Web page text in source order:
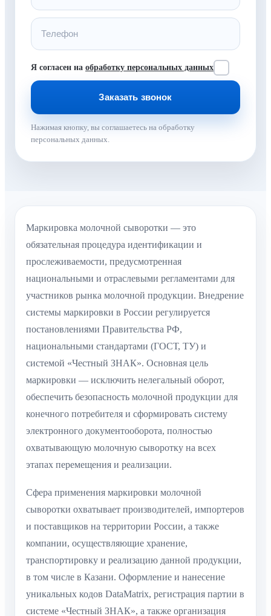
Я согласен на обработку персональных данных
Нажимая кнопку, вы соглашаетесь на обработку
персональных данных.
Маркировка молочной сыворотки — это
обязательная процедура идентификации и
прослеживаемости, предусмотренная
национальными и отраслевыми регламентами для
участников рынка молочной продукции. Внедрение
системы маркировки в России регулируется
постановлениями Правительства РФ,
национальными стандартами (ГОСТ, ТУ) и
системой «Честный ЗНАК». Основная цель
маркировки — исключить нелегальный оборот,
обеспечить безопасность молочной продукции для
конечного потребителя и сформировать систему
электронного документооборота, полностью
охватывающую молочную сыворотку на всех
этапах перемещения и реализации.
Сфера применения маркировки молочной
сыворотки охватывает производителей, импортеров
и поставщиков на территории России, а также
компании, осуществляющие хранение,
транспортировку и реализацию данной продукции,
в том числе в Казани. Оформление и нанесение
уникальных кодов DataMatrix, регистрация партии в
системе «Честный ЗНАК», а также организация